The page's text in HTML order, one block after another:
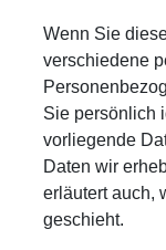
Wenn Sie
verschiedene
Sie persönlich
vorliegende
Daten wir
erläutert auch,
geschieht.